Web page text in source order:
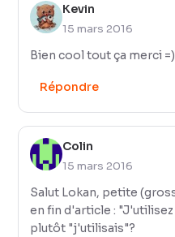
Kevin
15 mars 2016
Bien cool tout ça merci =)
Répondre
Colin
15 mars 2016
Salut Lokan, petite
en fin d'article :
plutôt "j'utilisais"?